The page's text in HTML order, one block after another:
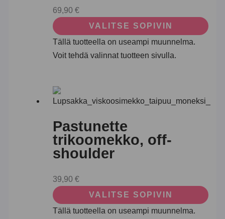
69,90 €
VALITSE SOPIVIN
Tällä tuotteella on useampi muunnelma.
Voit tehdä valinnat tuotteen sivulla.
Pastunette
trikoomekko, off-
shoulder
39,90 €
VALITSE SOPIVIN
Tällä tuotteella on useampi muunnelma.